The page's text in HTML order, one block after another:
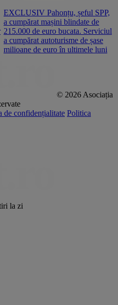
EXCLUSIV Pahonțu, șeful SPP,
a cumpărat mașini blindate de
215.000 de euro bucata. Serviciul
a cumpărat autoturisme de șase
milioane de euro în ultimele luni
© 2026 Asociația
de confidențialitate Politica
la zi